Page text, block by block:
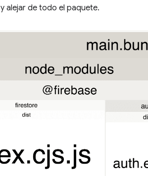
alejar de todo el paquete.